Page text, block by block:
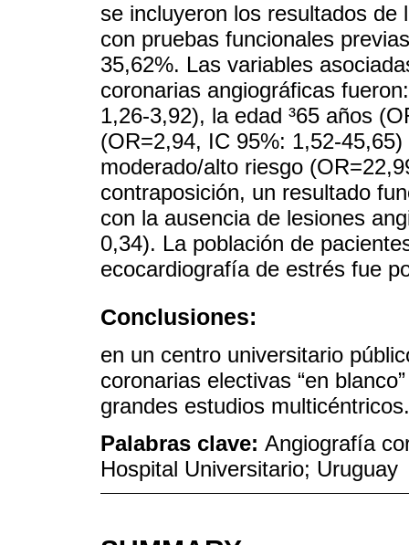
se incluyeron los resultados
con pruebas funcionales
35,62%. Las variables
coronarias angiográficas
1,26-3,92), la edad ³65 años
(OR=2,94, IC 95%: 1,52-
moderado/alto riesgo
contraposición, un resultado
con la ausencia de lesiones
0,34). La población de
ecocardiografía de estrés fue
Conclusiones:
en un centro universitario
coronarias electivas “en
grandes estudios multicéntricos.
Palabras clave: Angiografía
Hospital Universitario; Uruguay